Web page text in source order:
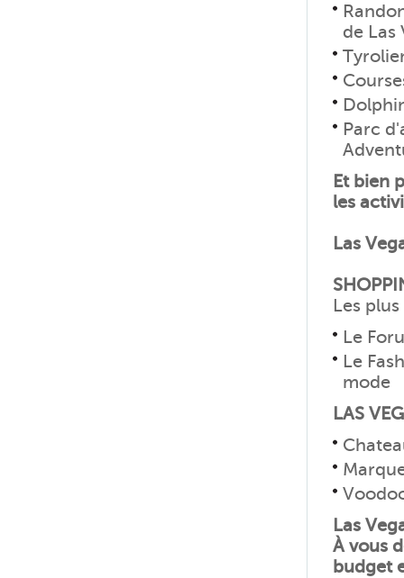
de Las
Parc
Et bien
les
Las
Les
Le
Le
mode
LAS
Las
À vous
budget